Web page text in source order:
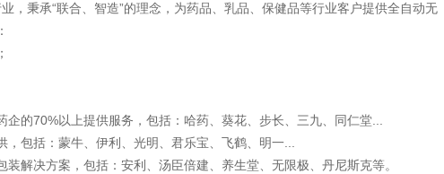
，秉承“联合、智造”的理念，为药品、乳品、保健品等行业客户提供全自动无
的70%以上提供服务，包括：哈药、葵花、步长、三九、同仁堂...
包括：蒙牛、伊利、光明、君乐宝、飞鹤、明一...
解决方案，包括：安利、汤臣倍建、养生堂、无限极、丹尼斯克等。